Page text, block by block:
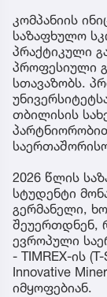
კომპანიის
საზაფხულო
პრაქტიკული
პროფესიული
სთავაზობს.
თბილისის
2026 წლის
სტუდენტი
გერმანელი,
შეუერთდნენ,
ევროპული
- TIMREX-ის
Innovative
იმყოფებიან.